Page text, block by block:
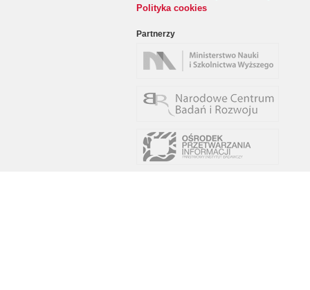
Polityka cookies
Partnerzy